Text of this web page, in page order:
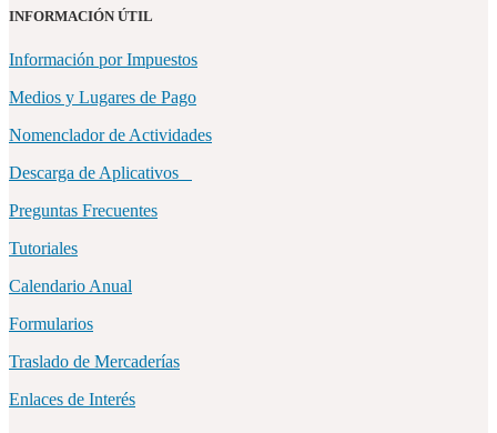
INFORMACIÓN ÚTIL
Información por Impuestos
Medios y Lugares de Pago
Nomenclador de Actividades
Descarga de Aplicativos
Preguntas Frecuentes
Tutoriales
Calendario Anual
Formularios
Traslado de Mercaderías
Enlaces de Interés